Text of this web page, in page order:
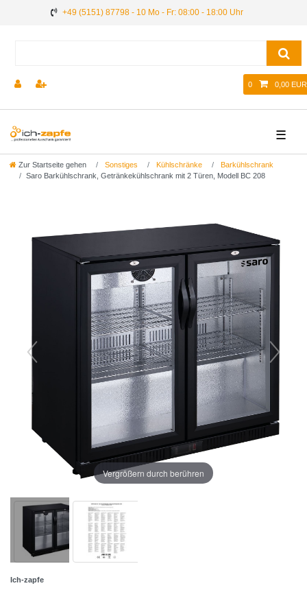
+49 (5151) 87798 - 10 Mo - Fr: 08:00 - 18:00 Uhr
0 0,00 EUR
☰
Zur Startseite gehen Sonstiges Kühlschränke
Barkühlschrank
Saro Barkühlschrank, Getränkekühlschrank mit 2 Türen, Modell BC 208
Vergrößern durch berühren
Ich-zapfe